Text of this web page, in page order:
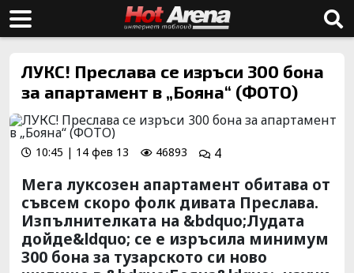
ЛУКС! Преслава се изръси 300 бона
за апартамент в „Бояна“ (ФОТО)
10:45 | 14 фев 13 46893 4
Мега луксозен апартамент обитава от
съвсем скоро фолк дивата Преслава.
Изпълнителката на &bdquo;Лудата
дойде&ldquo; се е изръсила минимум
300 бона за тузарското си ново